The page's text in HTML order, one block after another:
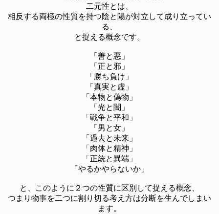
二元性とは、
相反する両極の性質を持つ陰と陽が対立して成り立ってい
る、
と捉える概念です。
「善と悪」
「正と邪」
「勝ち負け」
「真実と虚」
「本物と偽物」
「光と闇」
「戦争と平和」
「男と女」
「過去と未来」
「肉体と精神」
「正統と異端」
「やるかやらないか」
と、このように２つの性質に区別して捉える概念、
つまり物事を二つに割り切る考え方は分断を生んでしまい
ます。